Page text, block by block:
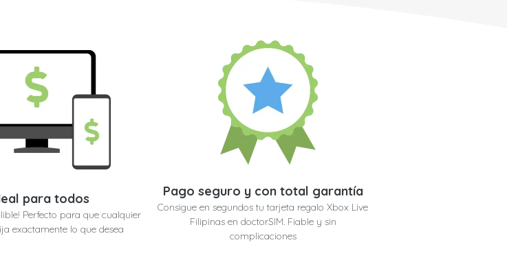
para todos
Perfecto para que cualquier
exactamente lo que desea
Pago seguro y con total garantía
Consigue en segundos tu tarjeta regalo Xbox Live
Filipinas en doctorSIM. Fiable y sin
complicaciones